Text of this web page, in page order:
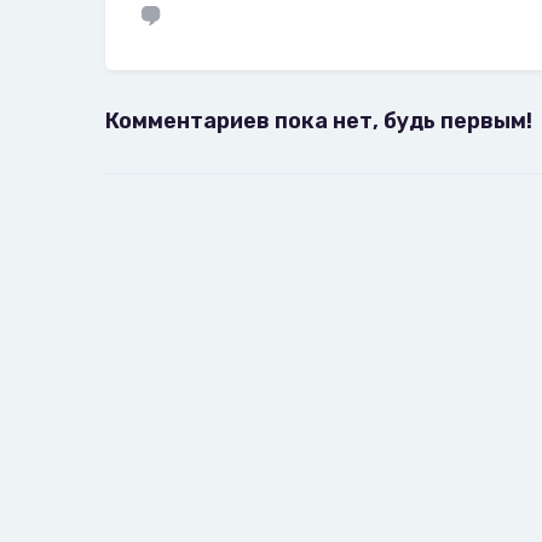
Комментариев пока нет, будь первым!